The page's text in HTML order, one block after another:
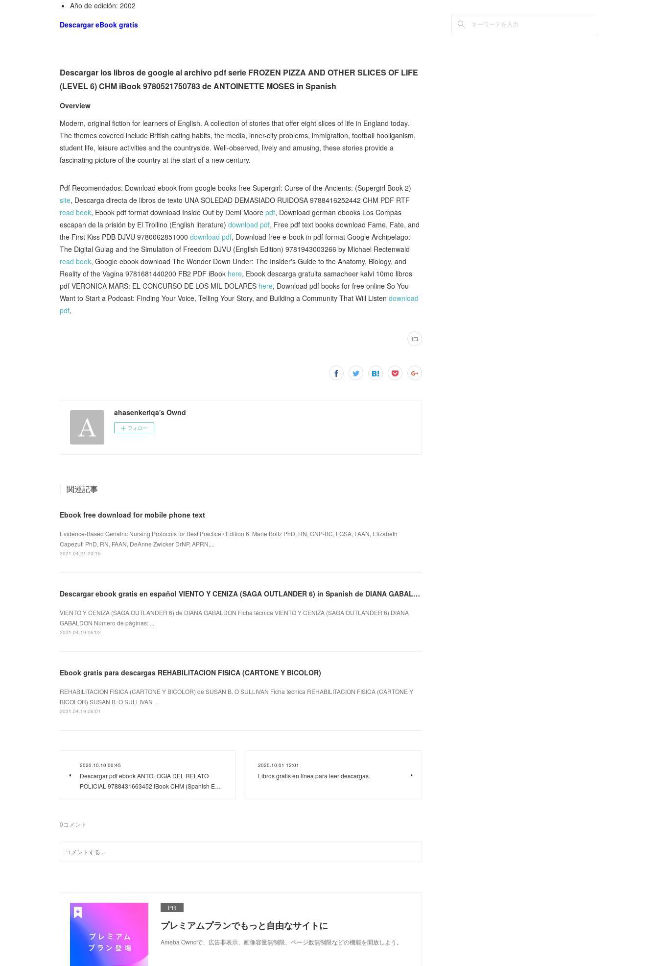
Año de edición: 2002
Descargar eBook gratis
Descargar los libros de google al archivo pdf serie FROZEN PIZZA AND OTHER SLICES OF LIFE
(LEVEL 6) CHM iBook 9780521750783 de ANTOINETTE MOSES in Spanish
Overview
Modern, original fiction for learners of English. A collection of stories that offer eight slices of life in England today.
The themes covered include British eating habits, the media, inner-city problems, immigration, football hooliganism,
student life, leisure activities and the countryside. Well-observed, lively and amusing, these stories provide a
fascinating picture of the country at the start of a new century.
Pdf Recomendados: Download ebook from google books free Supergirl: Curse of the Ancients: (Supergirl Book 2)
site, Descarga directa de libros de texto UNA SOLEDAD DEMASIADO RUIDOSA 9788416252442 CHM PDF RTF
read book, Ebook pdf format download Inside Out by Demi Moore pdf, Download german ebooks Los Compas
escapan de la prisión by El Trollino (English literature) download pdf, Free pdf text books download Fame, Fate, and
the First Kiss PDB DJVU 9780062851000 download pdf, Download free e-book in pdf format Google Archipelago:
The Digital Gulag and the Simulation of Freedom DJVU (English Edition) 9781943003266 by Michael Rectenwald
read book, Google ebook download The Wonder Down Under: The Insider's Guide to the Anatomy, Biology, and
Reality of the Vagina 9781681440200 FB2 PDF iBook here, Ebook descarga gratuita samacheer kalvi 10mo libros
pdf VERONICA MARS: EL CONCURSO DE LOS MIL DOLARES here, Download pdf books for free online So You
Want to Start a Podcast: Finding Your Voice, Telling Your Story, and Building a Community That Will Listen download
pdf,
ahasenkeriqa's Ownd
フォロー
関連記事
Ebook free download for mobile phone text
Evidence-Based Geriatric Nursing Protocols for Best Practice / Edition 6. Marie Boltz PhD, RN, GNP-BC, FGSA, FAAN, Elizabeth
Capezuti PhD, RN, FAAN, DeAnne Zwicker DrNP, APRN,...
2021.04.21 23:15
Descargar ebook gratis en español VIENTO Y CENIZA (SAGA OUTLANDER 6) in Spanish de DIANA GABALDON
VIENTO Y CENIZA (SAGA OUTLANDER 6) de DIANA GABALDON Ficha técnica VIENTO Y CENIZA (SAGA OUTLANDER 6) DIANA
GABALDON Número de páginas: ...
2021.04.19 06:02
Ebook gratis para descargas REHABILITACION FISICA (CARTONE Y BICOLOR)
REHABILITACION FISICA (CARTONE Y BICOLOR) de SUSAN B. O SULLIVAN Ficha técnica REHABILITACION FISICA (CARTONE Y
BICOLOR) SUSAN B. O SULLIVAN ...
2021.04.19 06:01
2020.10.10 00:45
Descargar pdf ebook ANTOLOGIA DEL RELATO
POLICIAL 9788431663452 iBook CHM (Spanish E…
2020.10.01 12:01
Libros gratis en línea para leer descargas.
0コメント
PR
プレミアムプランでもっと自由なサイトに
Ameba Owndで、広告非表示、画像容量無制限、ページ数無制限などの機能を開放しよう。
((